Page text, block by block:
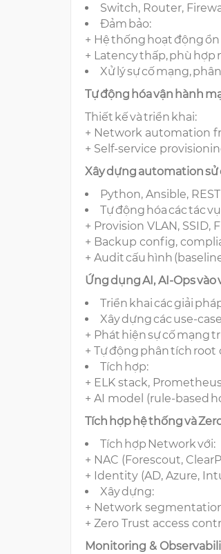
Switch, Router,
Đảm bảo:
+ Hệ thống hoạt động
+ Latency thấp, phù
Xử lý sự cố mạng,
Tự động hóa vận hành
Thiết kế và triển khai:
+ Network automation
+ Self-service
Xây dựng automation sử
Python, Ansible, REST
Tự động hóa các tác
+ Provision VLAN, SSID,
+ Backup config,
+ Audit cấu hình
Ứng dụng AI, AI-Ops
Triển khai các giải
Xây dựng các use-
+ Phát hiện sự cố mạng
+ Tự động phân tích root
Tích hợp:
+ ELK stack,
+ AI model (rule-based
Tích hợp hệ thống và
Tích hợp Network với:
+ NAC (Forescout,
+ Identity (AD, Azure,
Xây dựng:
+ Network
+ Zero Trust access
Monitoring &